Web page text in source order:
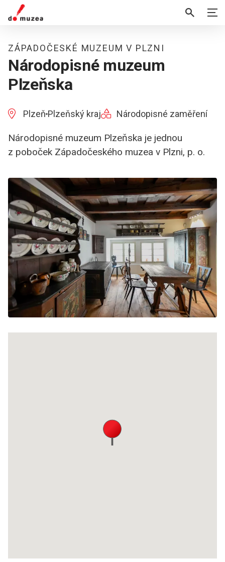
ZÁPADOČESKÉ MUZEUM V PLZNI
Národopisné muzeum
Plzeňska
Plzeň Plzeňský kraj Národopisné zaměření
Národopisné muzeum Plzeňska je jednou
z poboček Západočeského muzea v Plzni, p. o.